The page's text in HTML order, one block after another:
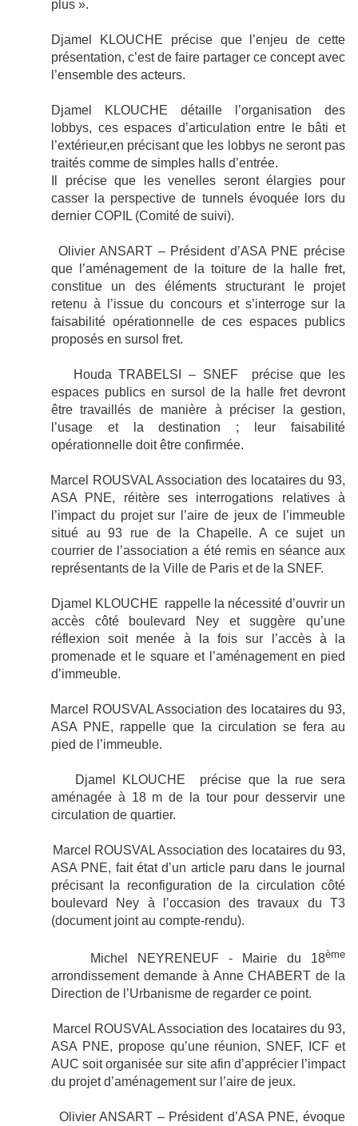
plus ».
Djamel KLOUCHE précise que l’enjeu de cette
présentation, c’est de faire partager ce concept avec
l’ensemble des acteurs.
Djamel KLOUCHE détaille l’organisation des
lobbys, ces espaces d’articulation entre le bâti et
l’extérieur,en précisant que les lobbys ne seront pas
traités comme de simples halls d’entrée.
Il précise que les venelles seront élargies pour
casser la perspective de tunnels évoquée lors du
dernier COPIL (Comité de suivi).
Olivier ANSART – Président d’ASA PNE précise
que l’aménagement de la toiture de la halle fret,
constitue un des éléments structurant le projet
retenu à l’issue du concours et s’interroge sur la
faisabilité opérationnelle de ces espaces publics
proposés en sursol fret.
Houda TRABELSI – SNEF
précise que les
espaces publics en sursol de la halle fret devront
être travaillés de manière à préciser la gestion,
l’usage et la destination ; leur faisabilité
opérationnelle doit être confirmée.
Marcel ROUSVAL Association des locataires du 93,
ASA PNE,
réitère ses interrogations relatives à
l’impact du projet sur l’aire de jeux de l’immeuble
situé au 93 rue de la Chapelle. A ce sujet un
courrier de l’association a été remis en séance aux
représentants de la Ville de Paris et de la SNEF.
Djamel KLOUCHE rappelle la nécessité d’ouvrir un
accès côté boulevard Ney et suggère qu’une
réflexion soit menée à la fois sur l’accès à la
promenade et le square et l’aménagement en pied
d’immeuble.
Marcel ROUSVAL Association des locataires du 93,
ASA PNE, rappelle que la circulation se fera au
pied de l’immeuble.
Djamel KLOUCHE précise que la rue sera
aménagée à 18 m de la tour pour desservir une
circulation de quartier.
Marcel ROUSVAL Association des locataires du 93,
ASA PNE, fait état d’un article paru dans le journal
précisant la reconfiguration de la circulation côté
boulevard Ney à l’occasion des travaux du T3
(document joint au compte-rendu).
Michel NEYRENEUF - Mairie du 18ème
arrondissement demande à Anne CHABERT de la
Direction de l’Urbanisme de regarder ce point.
Marcel ROUSVAL Association des locataires du 93,
ASA PNE, propose qu’une réunion, SNEF, ICF et
AUC soit organisée sur site afin d’apprécier l’impact
du projet d’aménagement sur l’aire de jeux.
Olivier ANSART – Président d’ASA PNE, évoque